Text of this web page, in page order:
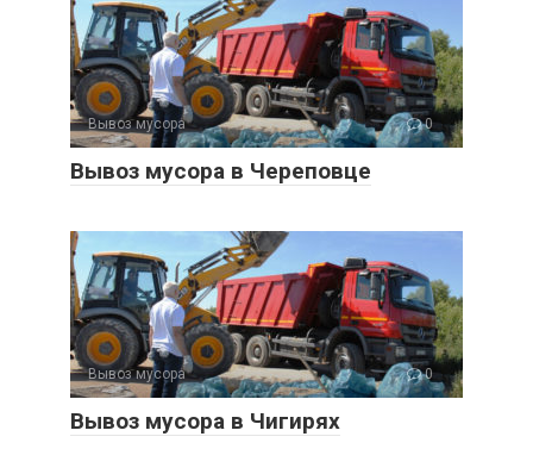
Вывоз мусора 0
Вывоз мусора в Череповце
Вывоз мусора 0
Вывоз мусора в Чигирях